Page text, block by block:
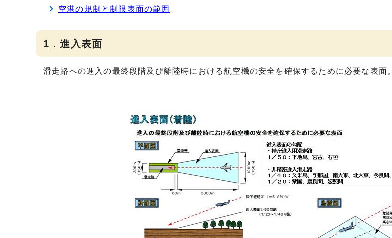
空港の規制と制限表面の範囲
1．進入表面
滑走路への進入の最終段階及び離陸時における航空機の安全を確保するために必要な表面。